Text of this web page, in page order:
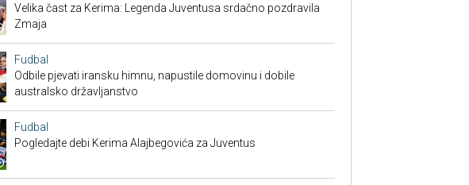
Velika čast za Kerima: Legenda Juventusa srdačno pozdravila
Zmaja
Fudbal
Odbile pjevati iransku himnu, napustile domovinu i dobile
australsko državljanstvo
Fudbal
Pogledajte debi Kerima Alajbegovića za Juventus